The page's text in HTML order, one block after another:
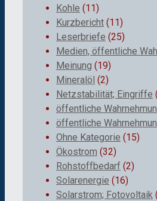
Kohle (11)
Kurzbericht (11)
Leserbriefe (25)
Medien, öffentliche
Meinung (19)
Mineralöl (2)
Netzstabilität; Eingriffe
öffentliche
öffentliche
Ohne Kategorie (15)
Ökostrom (32)
Rohstoffbedarf (2)
Solarenergie (16)
Solarstrom; Fotovoltaik